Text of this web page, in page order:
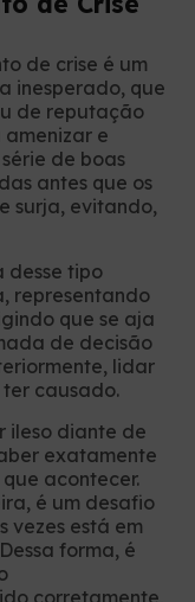
de crise é um
inesperado, que
de reputação
amenizar e
de boas
antes que os
surja, evitando,
desse tipo
representando
que se aja
de decisão
lidar
ter causado.
ileso diante de
exatamente
acontecer.
é um desafio
vezes está em
forma, é